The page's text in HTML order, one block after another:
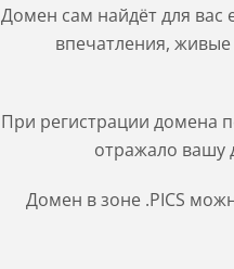
Домен сам найдёт для вас
впечатления,
При регистрации домена
отражало вашу
Домен в зоне .PICS